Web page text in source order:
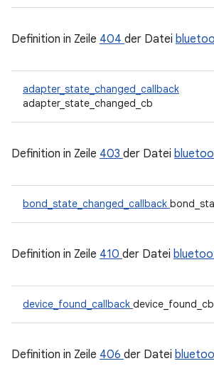
Definition in Zeile 404 der Datei
adapter_state_changed_callback
adapter_state_changed_cb
Definition in Zeile 403 der Datei
bond_state_changed_callback
Definition in Zeile 410 der Datei
device_found_callback device_found_cb
Definition in Zeile 406 der Datei